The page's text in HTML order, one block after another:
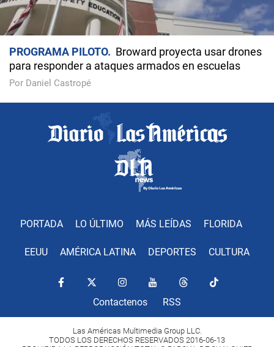
PROGRAMA PILOTO
Broward proyecta usar drones
para responder a ataques armados en escuelas
Por Daniel Castropé
PORTADA LO ÚLTIMO MÁS LEÍDAS FLORIDA
EEUU AMÉRICA LATINA DEPORTES CULTURA
Contactenos RSS
Las Américas Multimedia Group LLC.
TODOS LOS DERECHOS RESERVADOS 2016-06-13